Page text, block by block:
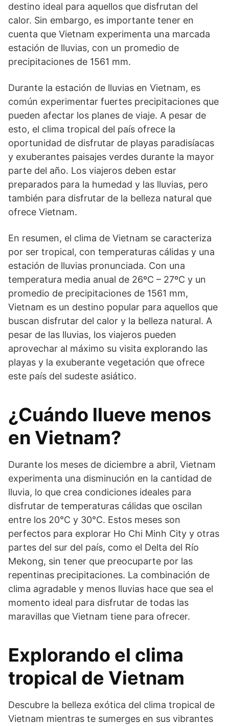
destino ideal para aquellos que disfrutan del
calor. Sin embargo, es importante tener en
cuenta que Vietnam experimenta una marcada
estación de lluvias, con un promedio de
precipitaciones de 1561 mm.
Durante la estación de lluvias en Vietnam, es
común experimentar fuertes precipitaciones que
pueden afectar los planes de viaje. A pesar de
esto, el clima tropical del país ofrece la
oportunidad de disfrutar de playas paradisíacas
y exuberantes paisajes verdes durante la mayor
parte del año. Los viajeros deben estar
preparados para la humedad y las lluvias, pero
también para disfrutar de la belleza natural que
ofrece Vietnam.
En resumen, el clima de Vietnam se caracteriza
por ser tropical, con temperaturas cálidas y una
estación de lluvias pronunciada. Con una
temperatura media anual de 26ºC – 27ºC y un
promedio de precipitaciones de 1561 mm,
Vietnam es un destino popular para aquellos que
buscan disfrutar del calor y la belleza natural. A
pesar de las lluvias, los viajeros pueden
aprovechar al máximo su visita explorando las
playas y la exuberante vegetación que ofrece
este país del sudeste asiático.
¿Cuándo llueve menos
en Vietnam?
Durante los meses de diciembre a abril, Vietnam
experimenta una disminución en la cantidad de
lluvia, lo que crea condiciones ideales para
disfrutar de temperaturas cálidas que oscilan
entre los 20°C y 30°C. Estos meses son
perfectos para explorar Ho Chi Minh City y otras
partes del sur del país, como el Delta del Río
Mekong, sin tener que preocuparte por las
repentinas precipitaciones. La combinación de
clima agradable y menos lluvias hace que sea el
momento ideal para disfrutar de todas las
maravillas que Vietnam tiene para ofrecer.
Explorando el clima
tropical de Vietnam
Descubre la belleza exótica del clima tropical de
Vietnam mientras te sumerges en sus vibrantes